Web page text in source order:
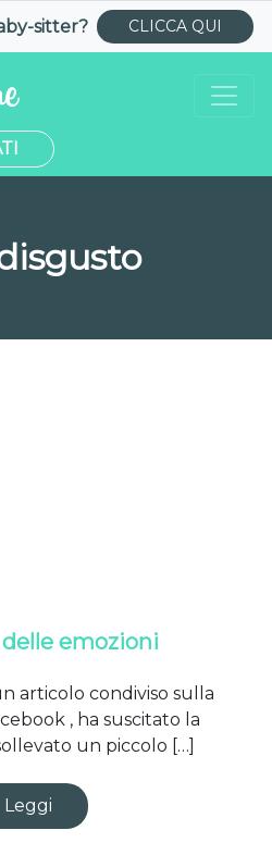
sitter? CLICCA QUI
delle emozioni
articolo condiviso sulla
, ha suscitato la
un piccolo […]
Leggi